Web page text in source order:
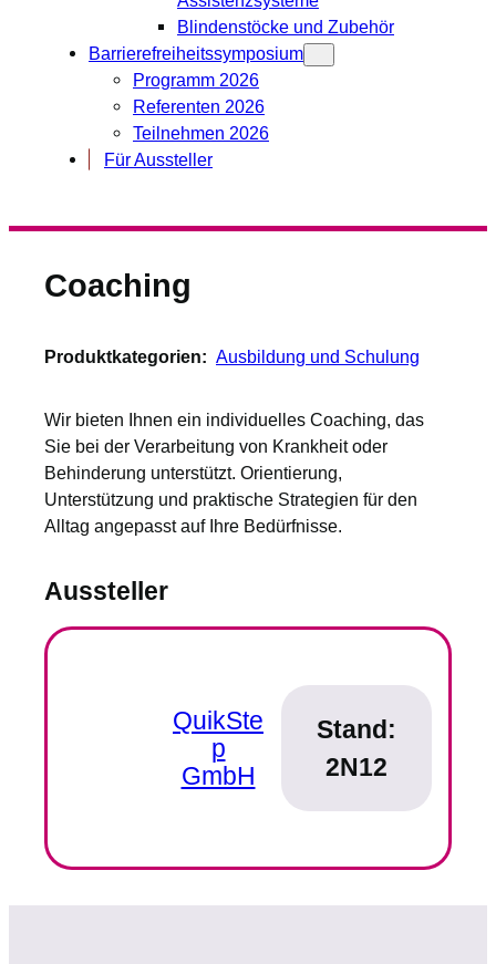
Blindenstöcke und Zubehör
Barrierefreiheitssymposium
Programm 2026
Referenten 2026
Teilnehmen 2026
Für Aussteller
Coaching
Produktkategorien: Ausbildung und Schulung
Wir bieten Ihnen ein individuelles Coaching, das
Sie bei der Verarbeitung von Krankheit oder
Behinderung unterstützt. Orientierung,
Unterstützung und praktische Strategien für den
Alltag angepasst auf Ihre Bedürfnisse.
Aussteller
QuikSte
p
GmbH
Stand:
2N12